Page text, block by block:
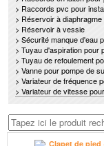
> Raccords pvc pour
> Réservoir à diaphragme
> Réservoir à vessie
> Sécurité manque d'eau
> Tuyau d'aspiration pour
> Tuyau de refoulement
> Vanne pour pompe de
> Variateur de fréquence
> Variateur de vitesse